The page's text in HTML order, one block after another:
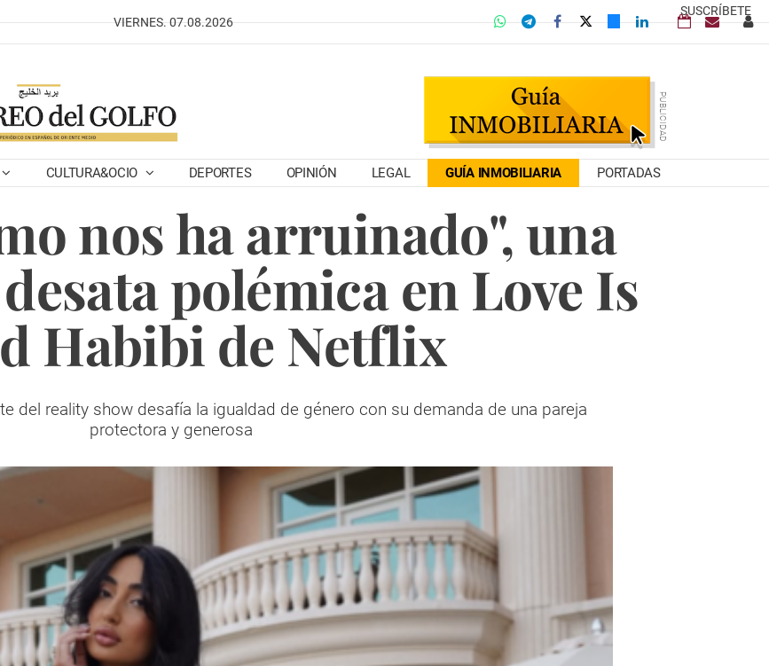
SUSCRÍBETE
VIERNES. 07.08.2026
CULTURA&OCIO DEPORTES OPINIÓN LEGAL GUÍA INMOBILIARIA PORTADAS
nos ha arruinado", una
polémica en Love Is
Habibi de Netflix
del reality show desafía la igualdad de género con su demanda de una pareja
protectora y generosa